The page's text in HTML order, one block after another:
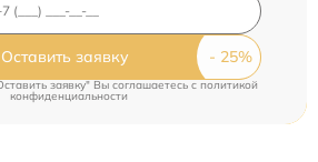
Оставить заявку
заявку" Вы соглашаетесь cполитикой
конфиденциальности